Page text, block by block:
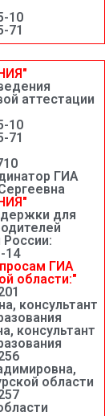
10
71
аттестации
10
71
ГИА
для
14
ГИА
области:"
консультант
консультант
области